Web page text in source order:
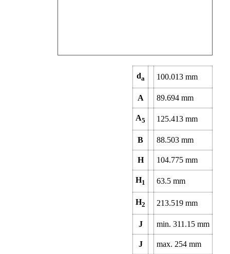
da 100.013mm
A 89.694mm
A5 125.413mm
B 88.503mm
H 104.775mm
H1 63.5mm
H2 213.519mm
J min. 311.15mm
J max. 254mm